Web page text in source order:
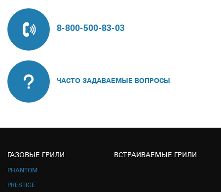
8-800-500-83-03
ЧАСТО ЗАДАВАЕМЫЕ ВОПРОСЫ
ГАЗОВЫЕ ГРИЛИ
PHANTOM
PRESTIGE
ВСТРАИВАЕМЫЕ ГРИЛИ